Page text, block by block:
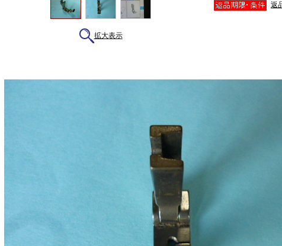
拡大表示
返